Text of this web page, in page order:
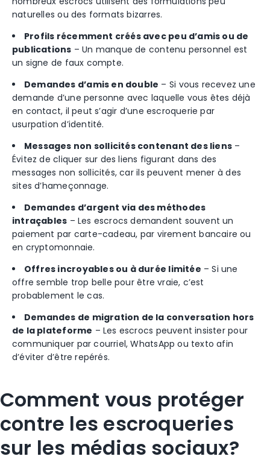
naturelles ou des formats bizarres.
Profils récemment créés avec peu d’amis ou de
publications – Un manque de contenu personnel est
un signe de faux compte.
Demandes d’amis en double – Si vous recevez une
demande d’une personne avec laquelle vous êtes déjà
en contact, il peut s’agir d’une escroquerie par
usurpation d’identité.
Messages non sollicités contenant des liens –
Évitez de cliquer sur des liens figurant dans des
messages non sollicités, car ils peuvent mener à des
sites d’hameçonnage.
Demandes d’argent via des méthodes
intraçables – Les escrocs demandent souvent un
paiement par carte-cadeau, par virement bancaire ou
en cryptomonnaie.
Offres incroyables ou à durée limitée – Si une
offre semble trop belle pour être vraie, c’est
probablement le cas.
Demandes de migration de la conversation hors
de la plateforme – Les escrocs peuvent insister pour
communiquer par courriel, WhatsApp ou texto afin
d’éviter d’être repérés.
Comment vous protéger
contre les escroqueries
sur les médias sociaux?